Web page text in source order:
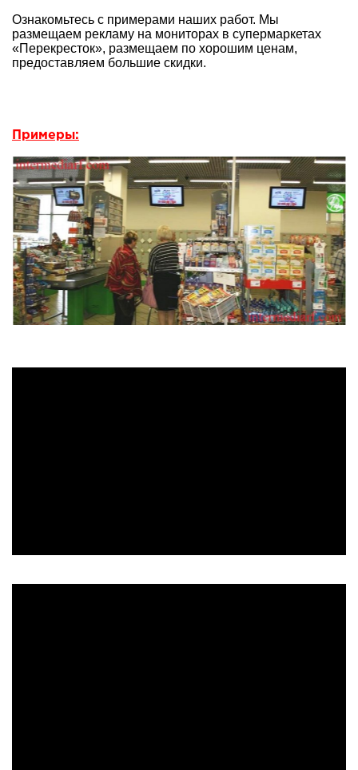
Ознакомьтесь с примерами наших работ. Мы
размещаем рекламу на мониторах в супермаркетах
«Перекресток», размещаем по хорошим ценам,
предоставляем большие скидки.
Примеры: